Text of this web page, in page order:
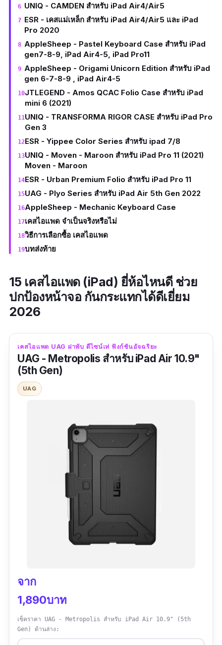
UNIQ - CAMDEN สำหรับ iPad Air4/Air5
ESR - เคสแม่เหล็ก สำหรับ iPad Air4/Air5 และ iPad
Pro 2020
AppleSheep - Pastel Keyboard Case สำหรับ iPad
gen7-8-9, iPad Air4-5, iPad Pro11
AppleSheep - Origami Unicorn Edition สำหรับ iPad
gen 6-7-8-9 , iPad Air4-5
JTLEGEND - Amos QCAC Folio Case สำหรับ iPad
mini 6 (2021)
UNIQ - TRANSFORMA RIGOR CASE สำหรับ iPad Pro
Gen 3
ESR - Yippee Color Series สำหรับ ipad 7/8
UNIQ - Moven - Maroon สำหรับ iPad Pro 11 (2021)
Moven - Maroon
ESR - Urban Premium Folio สำหรับ iPad Pro 11
UAG - Plyo Series สำหรับ iPad Air 5th Gen 2022
AppleSheep - Mechanic Keyboard Case
เคสไอแพด จำเป็นจริงหรือไม่
วิธีการเลือกซื้อ เคสไอแพด
บทส่งท้าย
15 เคสไอแพด (iPad) ยี่ห้อไหนดี ช่วย
ปกป้องหน้าจอ กันกระแทกได้ดีเยี่ยม
2026
เคสไอแพด UAG ฝาพับ ดีไซน์เท่ ฟังก์ชันอัจฉริยะ
UAG - Metropolis สำหรับ iPad Air 10.9"
(5th Gen)
UAG
จาก
1,890บาท
เช็คราคา UAG - Metropolis สำหรับ iPad Air 10.9" (5th
Gen) ด้านล่าง: